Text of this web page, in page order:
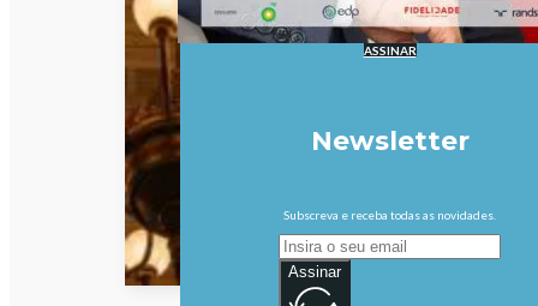
ASSINAR
Newsletter
Subscreva e receba todas as novidades.
Assinar